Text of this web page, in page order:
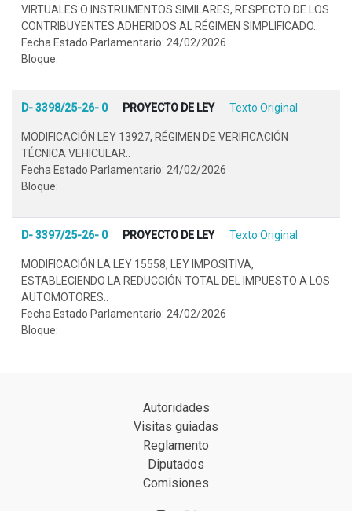
VIRTUALES O INSTRUMENTOS SIMILARES, RESPECTO DE LOS
CONTRIBUYENTES ADHERIDOS AL RÉGIMEN SIMPLIFICADO..
Fecha Estado Parlamentario: 24/02/2026
Bloque:
D- 3398/25-26- 0 PROYECTO DE LEY Texto Original
MODIFICACIÓN LEY 13927, RÉGIMEN DE VERIFICACIÓN
TÉCNICA VEHICULAR..
Fecha Estado Parlamentario: 24/02/2026
Bloque:
D- 3397/25-26- 0 PROYECTO DE LEY Texto Original
MODIFICACIÓN LA LEY 15558, LEY IMPOSITIVA,
ESTABLECIENDO LA REDUCCIÓN TOTAL DEL IMPUESTO A LOS
AUTOMOTORES..
Fecha Estado Parlamentario: 24/02/2026
Bloque:
Autoridades
Visitas guiadas
Reglamento
Diputados
Comisiones